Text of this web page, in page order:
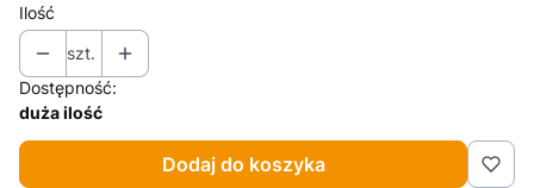
Ilość
szt.
Dostępność:
duża ilość
Dodaj do koszyka